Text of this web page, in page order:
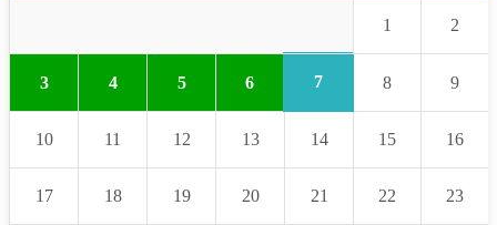
1 2
3 4 5 6 7 8 9
10 11 12 13 14 15 16
17 18 19 20 21 22 23